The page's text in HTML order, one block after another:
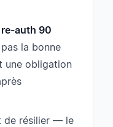
auth 90
la bonne
une obligation
de résilier — le